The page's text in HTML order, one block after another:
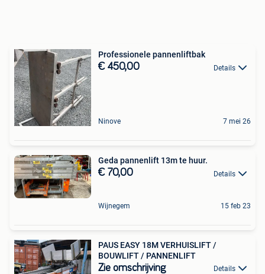
Professionele pannenliftbak
€ 450,00 Details
Ninove 7 mei 26
Geda pannenlift 13m te huur.
€ 70,00 Details
Wijnegem 15 feb 23
PAUS EASY 18M VERHUISLIFT /
BOUWLIFT / PANNENLIFT
Zie omschrijving Details